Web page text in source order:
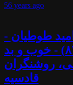
56 years ago
طوطیان -
تلاوت آیاتی از منجلاب قرآن (۸۳) - خوب و بد
روشنگران
قادسیه